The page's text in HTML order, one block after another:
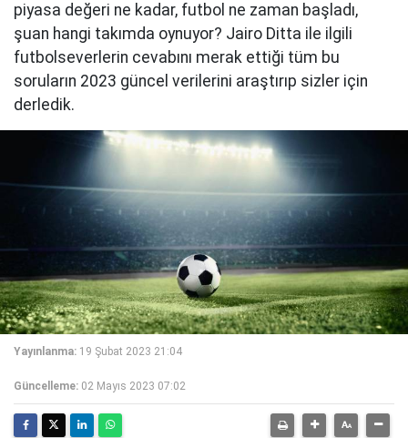
piyasa değeri ne kadar, futbol ne zaman başladı,
şuan hangi takımda oynuyor? Jairo Ditta ile ilgili
futbolseverlerin cevabını merak ettiği tüm bu
soruların 2023 güncel verilerini araştırıp sizler için
derledik.
Yayınlanma: 19 Şubat 2023 21:04
Güncelleme: 02 Mayıs 2023 07:02